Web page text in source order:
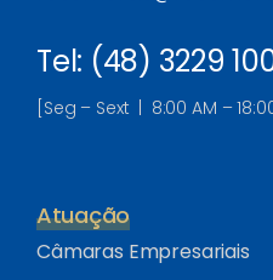
Tel: (48) 3229
[Seg – Sext | 8:00 AM –
Atuação
Câmaras Empresariais